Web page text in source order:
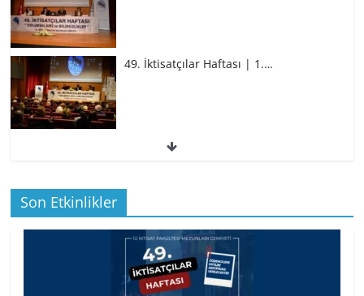
49. İktisatçılar Haftası | 1.…
49. İktisatçılar Haftası | 1.…
BİZ İKTİSATLILAR: İÇİMİZDEN BİRİ PROF.
…
Son Etkinlikler